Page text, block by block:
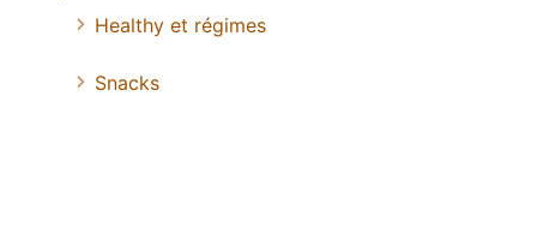
Healthy et régimes
Snacks